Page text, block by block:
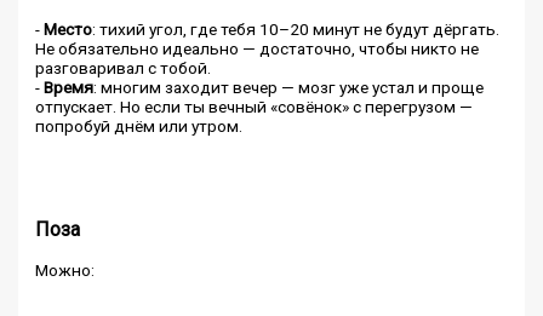
-Место: тихий угол, где тебя 10–20 минут не будут дёргать.
Не обязательно идеально — достаточно, чтобы никто не
разговаривал с тобой.
-Время: многим заходит вечер — мозг уже устал и проще
отпускает. Но если ты вечный «совёнок» с перегрузом —
попробуй днём или утром.
Поза
Можно: